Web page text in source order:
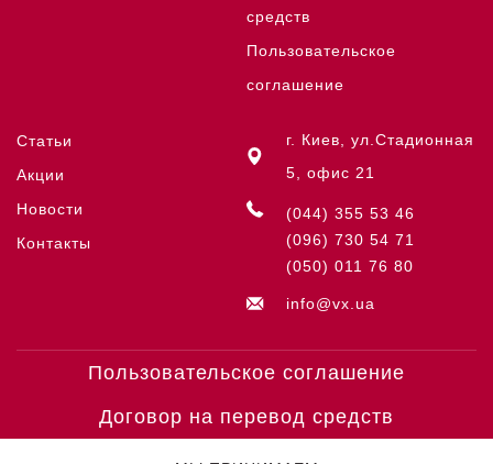
средств
Пользовательское
соглашение
Статьи
Акции
Новости
Контакты
г. Киев, ул.Стадионная
5, офис 21
(044) 355 53 46
(096) 730 54 71
(050) 011 76 80
info@vx.ua
Пользовательское соглашение
Договор на перевод средств